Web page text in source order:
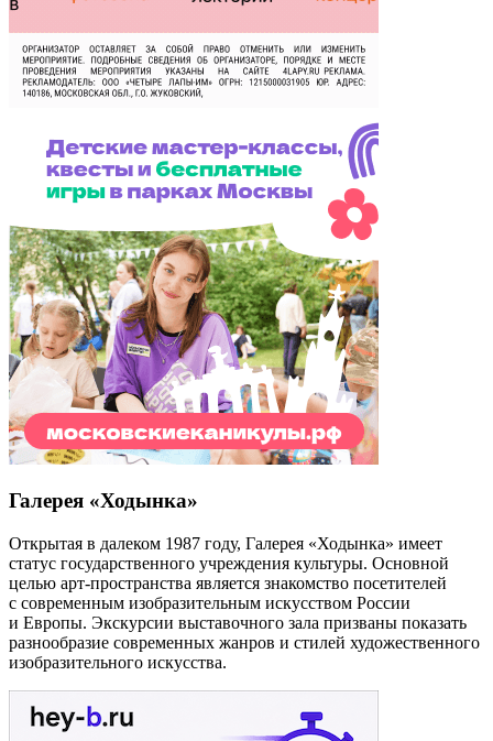
Галерея «Ходынка»
Открытая в далеком 1987 году, Галерея «Ходынка» имеет
статус государственного учреждения культуры. Основной
целью арт-пространства является знакомство посетителей
с современным изобразительным искусством России
и Европы. Экскурсии выставочного зала призваны показать
разнообразие современных жанров и стилей художественного
изобразительного искусства.